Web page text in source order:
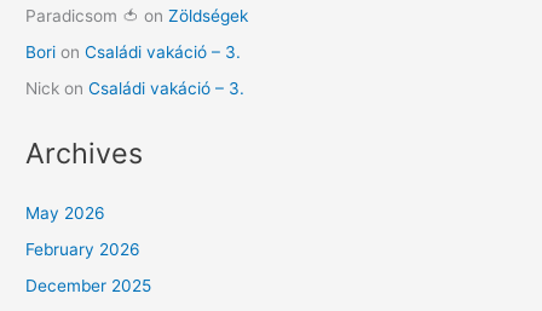
Paradicsom 🍅 onZöldségek
Bori onCsaládi vakáció – 3.
Nick onCsaládi vakáció – 3.
Archives
May 2026
February 2026
December 2025